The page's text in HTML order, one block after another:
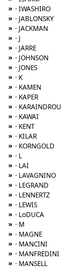
» · IWASHIRO
» · JABLONSKY
» · JACKMAN
» · J
» · JARRE
» · JOHNSON
» · JONES
» · K
» · KAMEN
» · KAPER
» · KARAINDROU
» · KAWAI
» · KENT
» · KILAR
» · KORNGOLD
» · L
» · LAI
» · LAVAGNINO
» · LEGRAND
» · LENNERTZ
» · LEWIS
» · LoDUCA
» · M
» · MAGNE
» · MANCINI
» · MANFREDINI
» · MANSELL